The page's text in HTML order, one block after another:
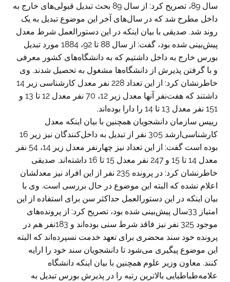
سال 89، تصریح کرد: از سال 89 بحث تبدیل قبولی‌های خارج به
داخل مطرح شد که در سال‌های آخر این موضوع تبدیل به یک
روند شد. صدیقی با بیان اینکه در این دستورالعمل شرط معدل
پیش‌بینی شده بود، گفت: از سال 88 تا 92، 1884 مورد تبدیل
بورس خارج به داخل داشتیم که به دانشگاه‌های کشور معرفی
و با گرفتن پذیرش از دانشگاه‌ها مشغول به تحصیل شدند. وی
خاطرنشان کرد: از این تعداد 228 نفر معدل کارشناسی زیر 14
داشتند که هفت‌نفر آنها معدل زیر 12، 70 نفر معدل 12 تا 13 و
151 نفر معدل 13 تا 14 را دارا بوده‌اند.
رییس سازمان دانشجویان همچنین با بیان اینکه معدل
کارشناسی‌ارشد 305 نفر از تبدیل به داخل‌کنندگان نیز زیر 16
بوده است گفت: از این تعداد نیز چهارنفر معدل زیر 14، 54 نفر
معدل 14 تا 15 و 247 نفر معدل 15 تا 16 داشته‌اند. صدیقی
خاطرنشان کرد: در پرونده 235 نفر از این افراد نیز معدلشان
اعلام نشده که البته این موضوع در حال بررسی است. وی با
بیان اینکه در این دستورالعمل حداکثر سن برای استفاده از این
امتیاز 33سال پیش‌بینی شده بود، تصریح کرد: از پرونده‌های
موجود 325 نفر نیز فاقد شرط سنی بوده‌اند و 183نفر هم در
پرونده خود سند محضری برای تعهد خدمت نسپرده‌اند که البته
این موضوع پیگیری می‌شود تا دانشجویان سند خود را ارایه
کنند. معاون وزیر علوم همچنین با بیان اینکه دانشگاه
علامه‌طباطبایی بالاترین رتبه را در پذیرش بورس تبدیل به